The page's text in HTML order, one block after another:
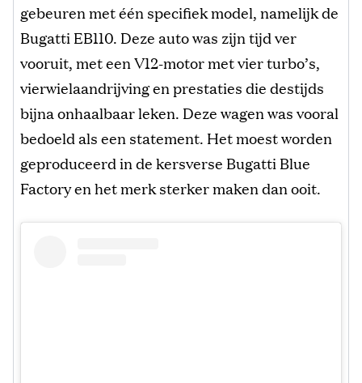
gebeuren met één specifiek model, namelijk de
Bugatti EB110. Deze auto was zijn tijd ver
vooruit, met een V12-motor met vier turbo’s,
vierwielaandrijving en prestaties die destijds
bijna onhaalbaar leken. Deze wagen was vooral
bedoeld als een statement. Het moest worden
geproduceerd in de kersverse Bugatti Blue
Factory en het merk sterker maken dan ooit.